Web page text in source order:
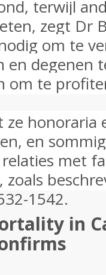
terwijl
zegt Dr
om te
en degenen
om te
ze honoraria
en
met
1542.
in